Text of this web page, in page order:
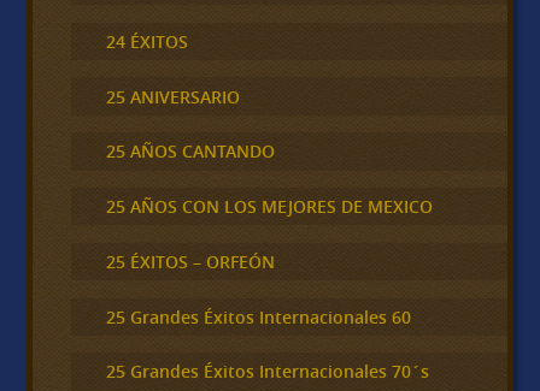
24 ÉXITOS
25 ANIVERSARIO
25 AÑOS CANTANDO
25 AÑOS CON LOS MEJORES DE MEXICO
25 ÉXITOS – ORFEÓN
25 Grandes Éxitos Internacionales 60
25 Grandes Éxitos Internacionales 70´s